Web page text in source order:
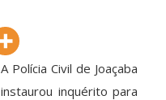
A Polícia Civil de Joaçaba
instaurou inquérito para